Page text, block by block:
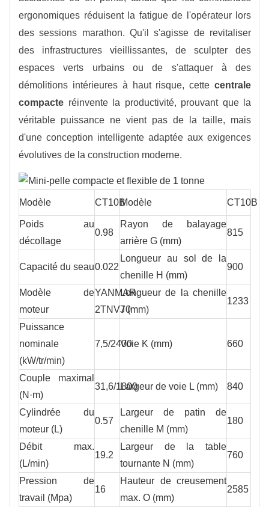
ergonomiques réduisent la fatigue de l'opérateur lors
des sessions marathon. Qu'il s'agisse de revitaliser
des infrastructures vieillissantes, de sculpter des
espaces verts urbains ou de s'attaquer à des
démolitions intérieures à haut risque, cettecentrale
compacte réinvente la productivité, prouvant que la
véritable puissance ne vient pas de la taille, mais
d'une conception intelligente adaptée aux exigences
évolutives de la construction moderne.
Modèle CT10BModèle CT10B
Poids au
décollage
0.98
Rayon de balayage
arrière G (mm)
815
Capacité du seau0.022
Longueur au sol de la
chenille H (mm)
900
Modèle de
moteur
YANMAR
2TNV70
Longueur de la chenille
J (mm)
1233
Puissance
nominale
(kW/tr/min)
7,5/2400Voie K (mm) 660
Couple maximal
(N·m)
31,6/1800Largeur de voie L (mm) 840
Cylindrée du
moteur (L)
0.57
Largeur de patin de
chenille M (mm)
180
Débit max.
(L/min)
19.2
Largeur de la table
tournante N (mm)
760
Pression de
travail (Mpa)
16
Hauteur de creusement
max. O (mm)
2585